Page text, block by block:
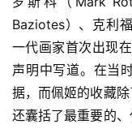
Baziotes）、克利
一代画家首次出现
声明中写道。在当
据，而佩姬的收藏除
还囊括了最重要的